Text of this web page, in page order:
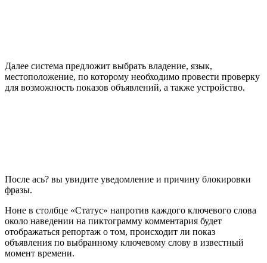
Далее система предложит выбрать владение, язык,
местоположение, по которому необходимо провести проверку
для возможность показов объявлений, а также устройство.
После ась? вы увидите уведомление и причину блокировки
фразы.
Ноне в столбце «Статус» напротив каждого ключевого слова
около наведении на пиктограмму комментария будет
отображаться репортаж о том, происходит ли показ
объявления по выбранному ключевому слову в известный
момент времени.